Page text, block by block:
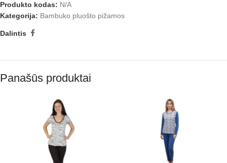
Produkto kodas: N/A
Kategorija: Bambuko pluošto pižamos
Dalintis
Panašūs produktai